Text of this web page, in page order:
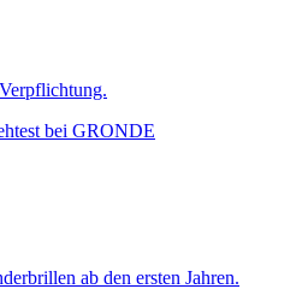
ab den ersten Jahren.